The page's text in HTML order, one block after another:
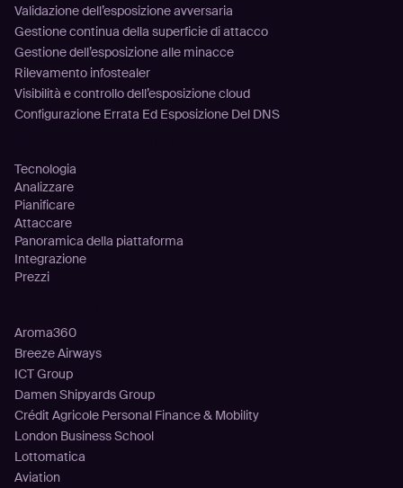
Validazione dell’esposizione avversaria
Gestione continua della superficie di attacco
Gestione dell’esposizione alle minacce
Rilevamento infostealer
Visibilità e controllo dell’esposizione cloud
Configurazione Errata Ed Esposizione Del DNS
Tecnologia
Analizzare
Pianificare
Attaccare
Panoramica della piattaforma
Integrazione
Prezzi
Aroma360
Breeze Airways
ICT Group
Damen Shipyards Group
Crédit Agricole Personal Finance & Mobility
London Business School
Lottomatica
Aviation